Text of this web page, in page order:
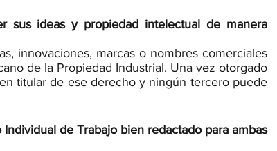
sus ideas y propiedad intelectual de manera
innovaciones, marcas o nombres comerciales
de la Propiedad Industrial. Una vez otorgado
titular de ese derecho y ningún tercero puede
de Trabajo bien redactado para ambas